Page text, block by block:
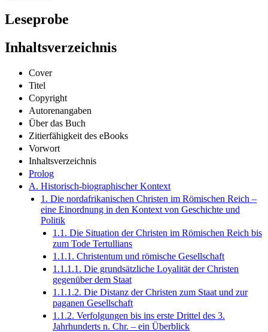
Leseprobe
Inhaltsverzeichnis
Cover
Titel
Copyright
Autorenangaben
Über das Buch
Zitierfähigkeit des eBooks
Vorwort
Inhaltsverzeichnis
Prolog
A. Historisch-biographischer Kontext
1. Die nordafrikanischen Christen im Römischen Reich –
eine Einordnung in den Kontext von Geschichte und
Politik
1.1. Die Situation der Christen im Römischen Reich bis
zum Tode Tertullians
1.1.1. Christentum und römische Gesellschaft
1.1.1.1. Die grundsätzliche Loyalität der Christen
gegenüber dem Staat
1.1.1.2. Die Distanz der Christen zum Staat und zur
paganen Gesellschaft
1.1.2. Verfolgungen bis ins erste Drittel des 3.
Jahrhunderts n. Chr. – ein Überblick